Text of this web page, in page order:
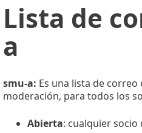
Lista de
a
smu-a: Es una lista de
moderación, para todos los
Abierta: cualquier socio